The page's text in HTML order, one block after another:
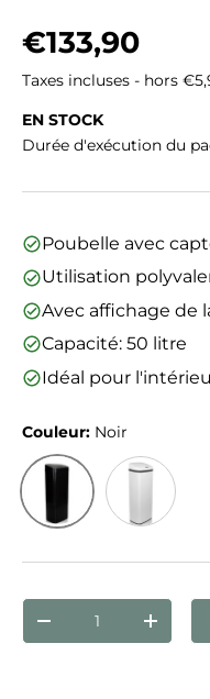
Prix habituel
€133,90
Taxes incluses - hors
EN STOCK
Durée d'exécution du
Poubelle avec
Utilisation
Avec affichage de
Capacité: 50 litre
Idéal pour
Couleur: Noir
Qté
Diminuer la quantité